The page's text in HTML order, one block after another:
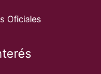
Oficiales